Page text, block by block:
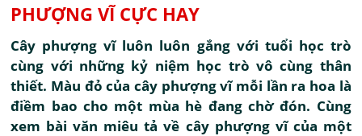
PHƯỢNG VĨ CỰC HAY
Cây phượng vĩ luôn luôn gắng với tuổi học trò
cùng với những kỷ niệm học trò vô cùng thân
thiết. Màu đỏ của cây phượng vĩ mỗi lần ra hoa là
điềm bao cho một mùa hè đang chờ đón. Cùng
xem bài văn miêu tả về cây phượng vĩ của một